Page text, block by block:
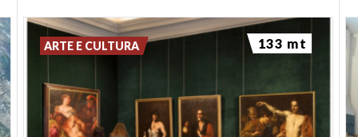
ARTE E CULTURA 133 mt